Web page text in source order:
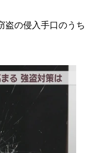
盗の侵入手口のうち